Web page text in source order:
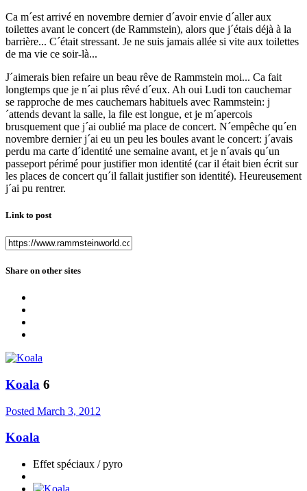
Ca m´est arrivé en novembre dernier d´avoir envie d´aller aux
toilettes avant le concert (de Rammstein), alors que j´étais déjà à la
barrière... C´était stressant. Je ne suis jamais allée si vite aux toilettes
de ma vie ce soir-là...
J´aimerais bien refaire un beau rêve de Rammstein moi... Ca fait
longtemps que je n´ai plus rêvé d´eux. Ah oui Ludi ton cauchemar
se rapproche de mes cauchemars habituels avec Rammstein: j
´attends devant la salle, la file est longue, et je m´apercois
brusquement que j´ai oublié ma place de concert. N´empêche qu´en
novembre dernier j´ai eu un peu les boules avant le concert: j´avais
perdu ma carte d´identité une semaine avant, et je n´avais qu´un
passeport périmé pour justifier mon identité (car il était bien écrit sur
les places de concert qu´il fallait justifier son identité). Heureusement
j´ai pu rentrer.
Link to post
Share on other sites
Koala 6
Posted March 3, 2012
Koala
Effet spéciaux / pyro